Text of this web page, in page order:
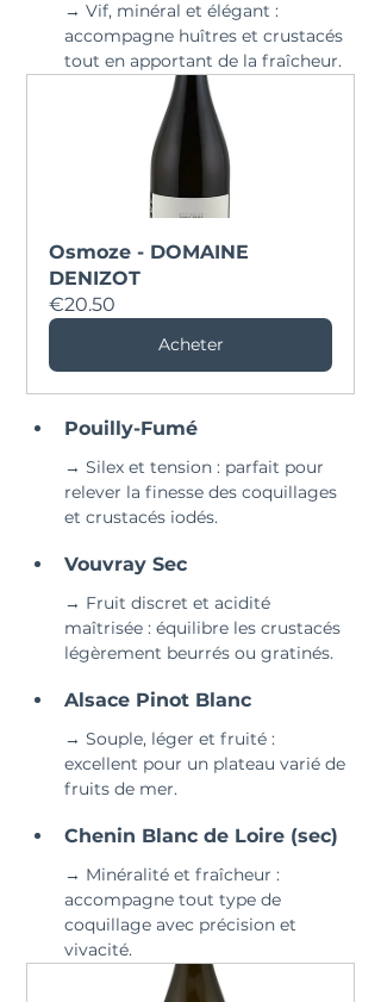
→ Vif, minéral et élégant :
accompagne huîtres et crustacés
tout en apportant de la fraîcheur.
Osmoze - DOMAINE
DENIZOT
€20.50
Acheter
Pouilly-Fumé
→ Silex et tension : parfait pour
relever la finesse des coquillages
et crustacés iodés.
Vouvray Sec
→ Fruit discret et acidité
maîtrisée : équilibre les crustacés
légèrement beurrés ou gratinés.
Alsace Pinot Blanc
→ Souple, léger et fruité :
excellent pour un plateau varié de
fruits de mer.
Chenin Blanc de Loire (sec)
→ Minéralité et fraîcheur :
accompagne tout type de
coquillage avec précision et
vivacité.